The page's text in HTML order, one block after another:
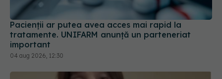
Pacienții ar putea avea acces mai rapid la
tratamente. UNIFARM anunță un parteneriat
important
04 aug 2026, 12:30